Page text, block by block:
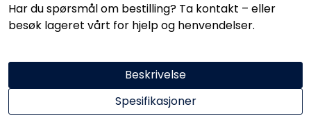
Har du spørsmål om bestilling? Ta kontakt – eller
besøk lageret vårt for hjelp og henvendelser.
Beskrivelse
Spesifikasjoner